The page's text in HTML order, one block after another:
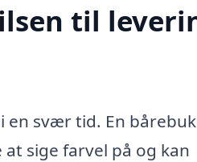
til
en svær tid. En
sige farvel på og kan